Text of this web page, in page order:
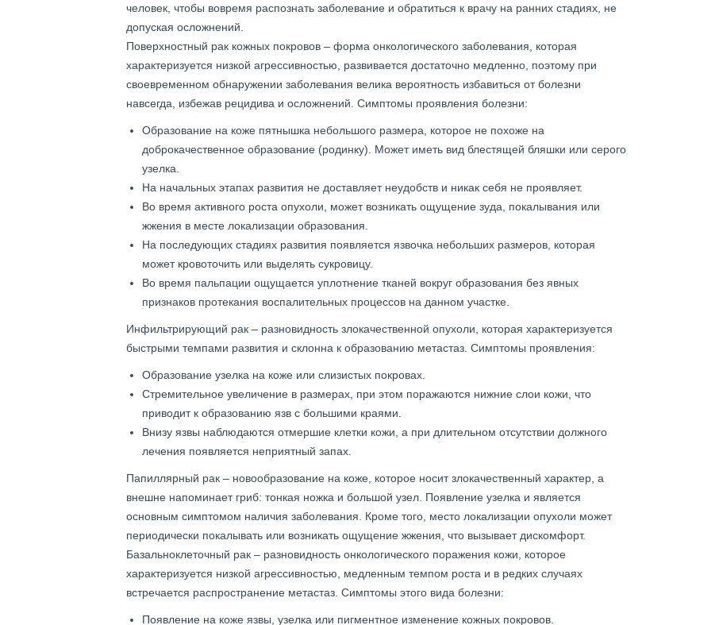
человек, чтобы вовремя распознать заболевание и обратиться к врачу на ранних стадиях, не
допуская осложнений.
Поверхностный рак кожных покровов – форма онкологического заболевания, которая
характеризуется низкой агрессивностью, развивается достаточно медленно, поэтому при
своевременном обнаружении заболевания велика вероятность избавиться от болезни
навсегда, избежав рецидива и осложнений. Симптомы проявления болезни:
Образование на коже пятнышка небольшого размера, которое не похоже на
доброкачественное образование (родинку). Может иметь вид блестящей бляшки или серого
узелка.
На начальных этапах развития не доставляет неудобств и никак себя не проявляет.
Во время активного роста опухоли, может возникать ощущение зуда, покалывания или
жжения в месте локализации образования.
На последующих стадиях развития появляется язвочка небольших размеров, которая
может кровоточить или выделять сукровицу.
Во время пальпации ощущается уплотнение тканей вокруг образования без явных
признаков протекания воспалительных процессов на данном участке.
Инфильтрирующий рак – разновидность злокачественной опухоли, которая характеризуется
быстрыми темпами развития и склонна к образованию метастаз. Симптомы проявления:
Образование узелка на коже или слизистых покровах.
Стремительное увеличение в размерах, при этом поражаются нижние слои кожи, что
приводит к образованию язв с большими краями.
Внизу язвы наблюдаются отмершие клетки кожи, а при длительном отсутствии должного
лечения появляется неприятный запах.
Папиллярный рак – новообразование на коже, которое носит злокачественный характер, а
внешне напоминает гриб: тонкая ножка и большой узел. Появление узелка и является
основным симптомом наличия заболевания. Кроме того, место локализации опухоли может
периодически покалывать или возникать ощущение жжения, что вызывает дискомфорт.
Базальноклеточный рак – разновидность онкологического поражения кожи, которое
характеризуется низкой агрессивностью, медленным темпом роста и в редких случаях
встречается распространение метастаз. Симптомы этого вида болезни:
Появление на коже язвы, узелка или пигментное изменение кожных покровов.